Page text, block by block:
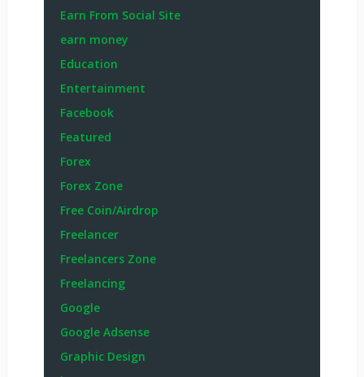
Earn From Social Site
earn money
Education
Entertainment
Facebook
Featured
Forex
Forex Zone
Free Coin/Airdrop
Freelancer
Freelancers Zone
Freelancing
Google
Google Adsense
Graphic Design